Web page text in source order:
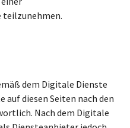
teilzunehmen.
dem Digitale Dienste
auf diesen Seiten nach den
Nach dem Digitale